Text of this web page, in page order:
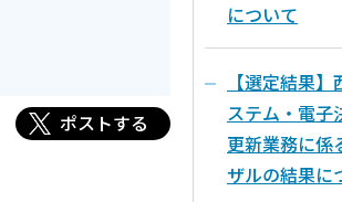
ポストする
について
【選定結果
ステム・電子
更新業務に係
ザルの結果に